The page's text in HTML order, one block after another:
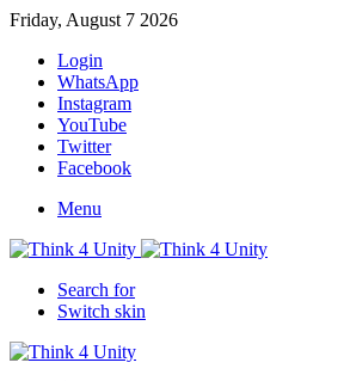
Friday, August 7 2026
Login
WhatsApp
Instagram
YouTube
Twitter
Facebook
Menu
Search for
Switch skin